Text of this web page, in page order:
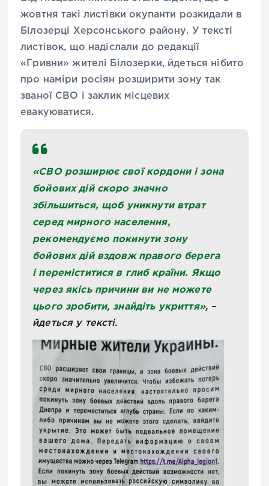
жовтня такі листівки окупанти розкидали в
Білозерці Херсонського району. У тексті
листівок, що надіслали до редакції
«Гривни» жителі Білозерки, йдеться нібито
про наміри росіян розширити зону так
званої СВО і заклик місцевих
евакуюватися.
«СВО розширює свої кордони і зона
бойових дій скоро значно
збільшиться, щоб уникнути втрат
серед мирного населення,
рекомендуємо покинути зону
бойових дій вздовж правого берега
і переміститися в глиб країни. Якщо
через якісь причини ви не можете
цього зробити, знайдіть укриття», –
йдеться у тексті.